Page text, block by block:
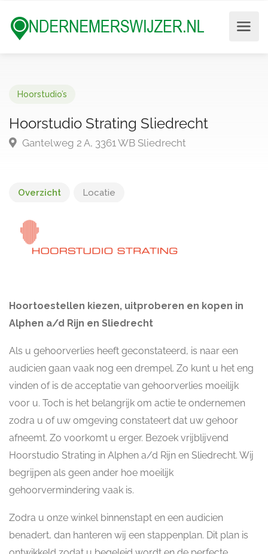
Hoorstudio’s
Hoorstudio Strating Sliedrecht
Gantelweg 2 A, 3361 WB Sliedrecht
Overzicht Locatie
Hoortoestellen kiezen, uitproberen en kopen in
Alphen a/d Rijn en Sliedrecht
Als u gehoorverlies heeft geconstateerd, is naar een
audicien gaan vaak nog een drempel. Zo kunt u het eng
vinden of is de acceptatie van gehoorverlies moeilijk
voor u. Toch is het belangrijk om actie te ondernemen
zodra u of uw omgeving constateert dat uw gehoor
afneemt. Zo voorkomt u erger. Bezoek vrijblijvend
Hoorstudio Strating in Alphen a/d Rijn en Sliedrecht. Wij
begrijpen als geen ander hoe moeilijk
gehoorvermindering vaak is.
Zodra u onze winkel binnenstapt en een audicien
benadert, dan hanteren wij een stappenplan. Dit plan is